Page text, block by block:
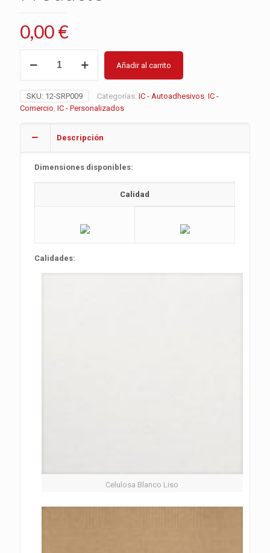
0,00€
cantidad
Añadir al carrito
SKU: 12-SRP009 Categorías: IC - Autoadhesivos, IC -
Comercio, IC - Personalizados
Descripción
Dimensiones disponibles:
Calidad
Calidades:
Celulosa Blanco Liso